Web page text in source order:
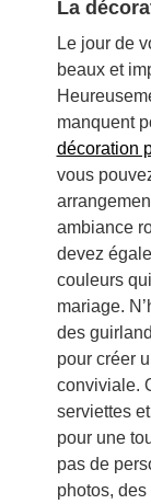
La
Le jour de
beaux et
manquent
décoration
vous
ambiance
devez
couleurs
mariage.
des
pour créer
conviviale.
serviettes
pour une
pas de
photos,